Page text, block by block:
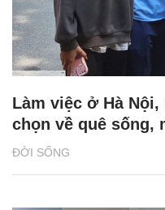
ĐỜI SỐNG
Làm việc ở Hà
chọn về quê sống,